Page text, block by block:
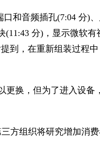
和音频插孔(7:04 分)
分)，显示微软
到，在重新组装过程
更换，但为了进入设
方组织将研究增加消